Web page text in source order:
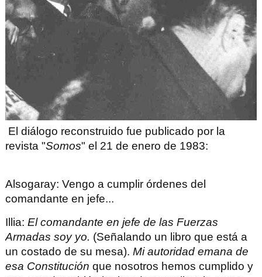
El diálogo reconstruido fue publicado por la
revista "Somos" el 21 de enero de 1983:
Alsogaray: Vengo a cumplir órdenes del
comandante en jefe...
Illia: El comandante en jefe de las Fuerzas
Armadas soy yo. (Señalando un libro que está a
un costado de su mesa). Mi autoridad emana de
esa Constitución que nosotros hemos cumplido y